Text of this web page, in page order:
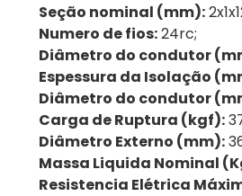
Seção nominal (mm):
Numero de fios:24rc;
Diâmetro do condutor
Espessura da Isolação
Diâmetro do condutor
Carga de Ruptura (kgf):
Diâmetro Externo (mm):
Massa Liquida Nominal
Resistencia Elétrica